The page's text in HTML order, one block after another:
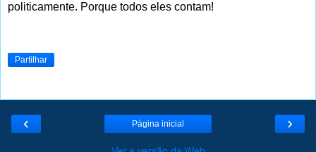
politicamente. Porque todos eles contam!
Partilhar
‹ ›
Página inicial